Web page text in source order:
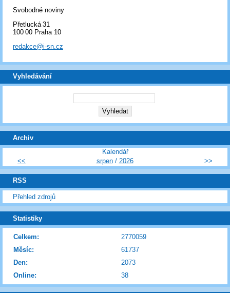
Svobodné noviny
Přetlucká 31
100 00 Praha 10
redakce@i-sn.cz
Vyhledávání
Archiv
Kalendář
<<
srpen/ 2026 >>
RSS
Přehled zdrojů
Statistiky
Online: 38
Celkem:
2770059
Měsíc:
61737
Den:
2073